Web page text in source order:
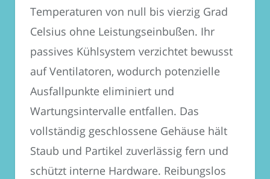
Temperaturen von null bis vierzig Grad
Celsius ohne Leistungseinbußen. Ihr
passives Kühlsystem verzichtet bewusst
auf Ventilatoren, wodurch potenzielle
Ausfallpunkte eliminiert und
Wartungsintervalle entfallen. Das
vollständig geschlossene Gehäuse hält
Staub und Partikel zuverlässig fern und
schützt interne Hardware. Reibungslos